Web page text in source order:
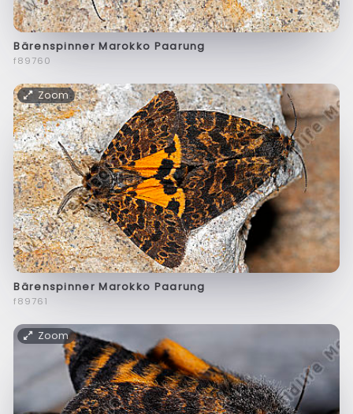
Bärenspinner Marokko Paarung
f89760
Zoom
Bärenspinner Marokko Paarung
f89761
Zoom